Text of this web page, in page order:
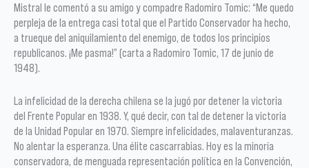
Mistral le comentó a su amigo y compadre Radomiro Tomic: “Me quedo
perpleja de la entrega casi total que el Partido Conservador ha hecho,
a trueque del aniquilamiento del enemigo, de todos los principios
republicanos. ¡Me pasma!” (carta a Radomiro Tomic, 17 de junio de
1948).
La infelicidad de la derecha chilena se la jugó por detener la victoria
del Frente Popular en 1938. Y, qué decir, con tal de detener la victoria
de la Unidad Popular en 1970. Siempre infelicidades, malaventuranzas.
No alentar la esperanza. Una élite cascarrabias. Hoy es la minoría
conservadora, de menguada representación política en la Convención,